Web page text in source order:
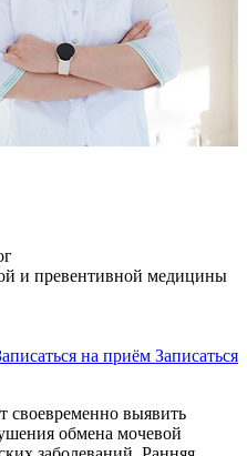
и превентивной медицины
на приём Записаться
своевременно выявить
обмена мочевой